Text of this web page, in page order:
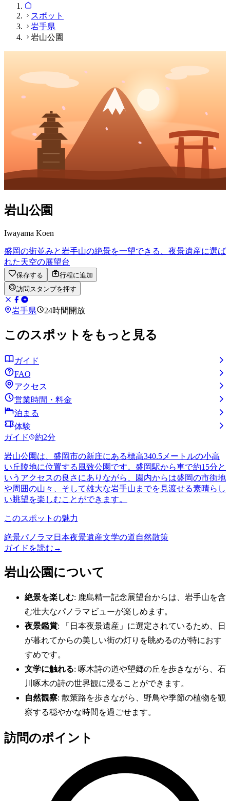
スポット
岩手県
岩山公園
岩山公園
Iwayama Koen
盛岡の街並みと岩手山の絶景を一望できる、夜景遺産に選ば
れた天空の展望台
保存する
行程に追加
訪問スタンプを押す
岩手県 24時間開放
このスポットをもっと見る
ガイド
FAQ
アクセス
営業時間・料金
泊まる
体験
ガイド
約2分
岩山公園は、盛岡市の新庄にある標高340.5メートルの小高
い丘陵地に位置する風致公園です。盛岡駅から車で約15分と
いうアクセスの良さにありながら、園内からは盛岡の市街地
や周囲の山々、そして雄大な岩手山までを見渡せる素晴らし
い眺望を楽しむことができます。
このスポットの魅力
絶景パノラマ 日本夜景遺産文学の道自然散策
ガイドを読む →
岩山公園について
絶景を楽しむ: 鹿島精一記念展望台からは、岩手山を含
む壮大なパノラマビューが楽しめます。
夜景鑑賞: 「日本夜景遺産」に選定されているため、日
が暮れてからの美しい街の灯りを眺めるのが特におす
すめです。
文学に触れる: 啄木詩の道や望郷の丘を歩きながら、石
川啄木の詩の世界観に浸ることができます。
自然観察: 散策路を歩きながら、野鳥や季節の植物を観
察する穏やかな時間を過ごせます。
訪問のポイント